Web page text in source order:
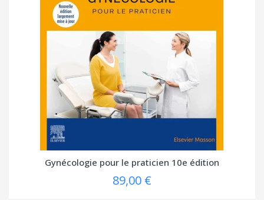
Gynécologie pour le praticien 10e édition
89,00 €